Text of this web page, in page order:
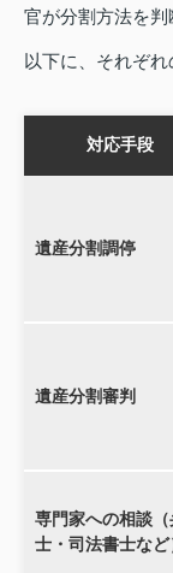
官が分割方法を判
以下に、それぞれ
対応手段
遺産分割調停
遺産分割審判
専門家への相談（
士・司法書士など